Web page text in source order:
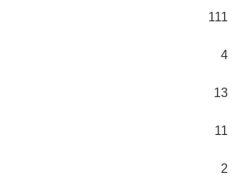
111
4
13
11
2